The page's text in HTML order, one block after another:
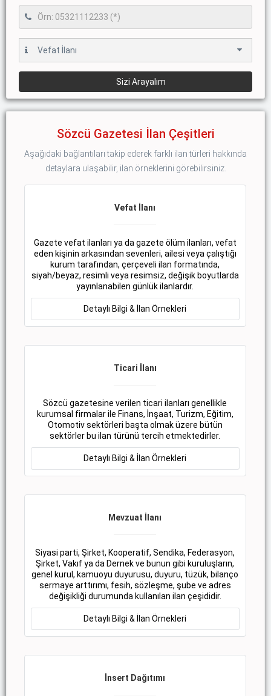
Sözcü Gazetesi İlan Çeşitleri
Aşağıdaki bağlantıları takip ederek farklı ilan türleri hakkında
detaylara ulaşabilir, ilan örneklerini görebilirsiniz.
Vefat İlanı
Gazete vefat ilanları ya da gazete ölüm ilanları, vefat
eden kişinin arkasından sevenleri, ailesi veya çalıştığı
kurum tarafından, çerçeveli ilan formatında,
siyah/beyaz, resimli veya resimsiz, değişik boyutlarda
yayınlanabilen günlük ilanlardır.
Detaylı Bilgi & İlan Örnekleri
Ticari İlanı
Sözcü gazetesine verilen ticari ilanları genellikle
kurumsal firmalar ile Finans, İnşaat, Turizm, Eğitim,
Otomotiv sektörleri başta olmak üzere bütün
sektörler bu ilan türünü tercih etmektedirler.
Detaylı Bilgi & İlan Örnekleri
Mevzuat İlanı
Siyasi parti, Şirket, Kooperatif, Sendika, Federasyon,
Şirket, Vakıf ya da Dernek ve bunun gibi kuruluşların,
genel kurul, kamuoyu duyurusu, duyuru, tüzük, bilanço
sermaye arttırımı, fesih, sözleşme, şube ve adres
değişikliği durumunda kullanılan ilan çeşididir.
Detaylı Bilgi & İlan Örnekleri
İnsert Dağıtımı